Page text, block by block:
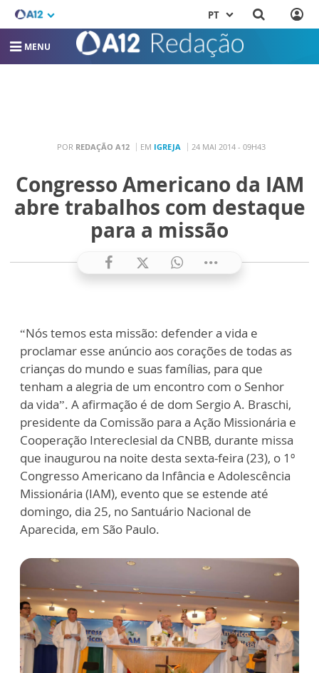
PT
MENU
POR REDAÇÃO A12 EM IGREJA 24 MAI 2014 - 09H43
Congresso Americano da IAM
abre trabalhos com destaque
para a missão
“Nós temos esta missão: defender a vida e
proclamar esse anúncio aos corações de todas as
crianças do mundo e suas famílias, para que
tenham a alegria de um encontro com o Senhor
da vida”. A afirmação é de dom Sergio A. Braschi,
presidente da Comissão para a Ação Missionária e
Cooperação Intereclesial da CNBB, durante missa
que inaugurou na noite desta sexta-feira (23), o 1º
Congresso Americano da Infância e Adolescência
Missionária (IAM), evento que se estende até
domingo, dia 25, no Santuário Nacional de
Aparecida, em São Paulo.